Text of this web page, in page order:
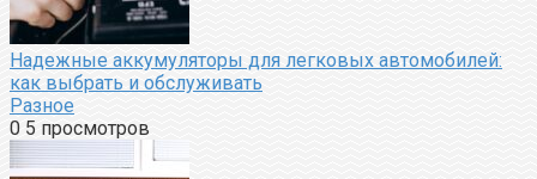
Надежные аккумуляторы для легковых автомобилей:
как выбрать и обслуживать
Разное
0 5 просмотров